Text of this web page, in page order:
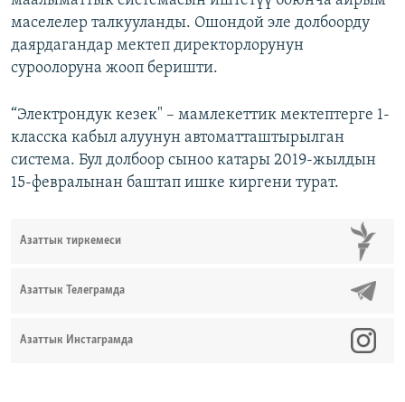
маселелер талкууланды. Ошондой эле долбоорду
даярдагандар мектеп директорлорунун
суроолоруна жооп беришти.
“Электрондук кезек" – мамлекеттик мектептерге 1-
класска кабыл алуунун автоматташтырылган
система. Бул долбоор сыноо катары 2019-жылдын
15-февралынан баштап ишке киргени турат.
Азаттык тиркемеси
Азаттык Телеграмда
Азаттык Инстаграмда